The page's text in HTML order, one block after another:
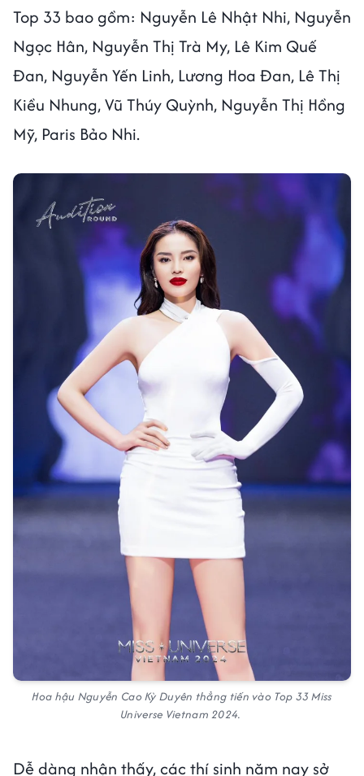
Top 33 bao gồm: Nguyễn Lê Nhật Nhi, Nguyễn
Ngọc Hân, Nguyễn Thị Trà My, Lê Kim Quế
Đan, Nguyễn Yến Linh, Lương Hoa Đan, Lê Thị
Kiều Nhung, Vũ Thúy Quỳnh, Nguyễn Thị Hồng
Mỹ, Paris Bảo Nhi.
Hoa hậu Nguyễn Cao Kỳ Duyên thẳng tiến vào Top 33 Miss
Universe Vietnam 2024.
Dễ dàng nhận thấy, các thí sinh năm nay sở